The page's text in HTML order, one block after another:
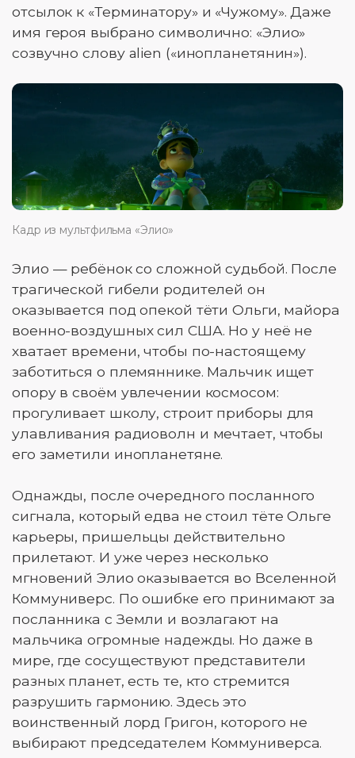
отсылок к «Терминатору» и «Чужому». Даже
имя героя выбрано символично: «Элио»
созвучно слову alien («инопланетянин»).
Кадр из мультфильма «Элио»
Элио — ребёнок со сложной судьбой. После
трагической гибели родителей он
оказывается под опекой тёти Ольги, майора
военно-воздушных сил США. Но у неё не
хватает времени, чтобы по-настоящему
заботиться о племяннике. Мальчик ищет
опору в своём увлечении космосом:
прогуливает школу, строит приборы для
улавливания радиоволн и мечтает, чтобы
его заметили инопланетяне.
Однажды, после очередного посланного
сигнала, который едва не стоил тёте Ольге
карьеры, пришельцы действительно
прилетают. И уже через несколько
мгновений Элио оказывается во Вселенной
Коммуниверс. По ошибке его принимают за
посланника с Земли и возлагают на
мальчика огромные надежды. Но даже в
мире, где сосуществуют представители
разных планет, есть те, кто стремится
разрушить гармонию. Здесь это
воинственный лорд Григон, которого не
выбирают председателем Коммуниверса.